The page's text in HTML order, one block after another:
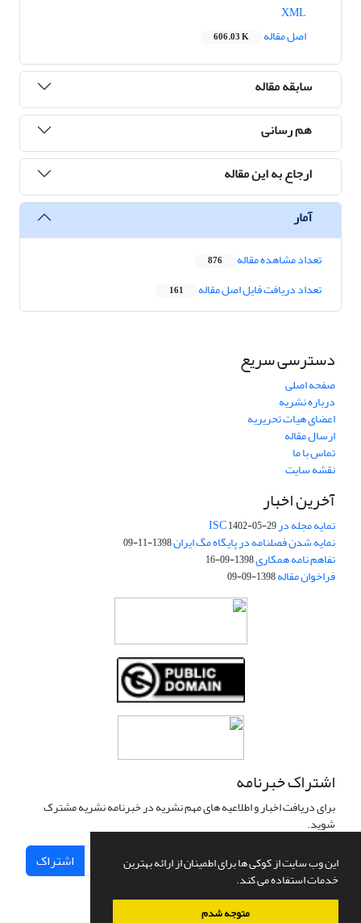
این وب سایت از کوکی ها برای اطمینان از ارائه بهترین
خدمات استفاده می کند.
متوجه شدم
اصل مقاله
606.03 K
سابقه مقاله
هم رسانی
ارجاع به این مقاله
آمار
تعداد مشاهده مقاله 876
تعداد دریافت فایل اصل مقاله 161
دسترسی سریع
صفحه اصلی
درباره نشریه
اعضای هیات تحریریه
ارسال مقاله
تماس با ما
نقشه سایت
آخرین اخبار
نمایه مجله در ISC1402-05-29
نمایه شدن فصلنامه در پایگاه مگ ایران1398-11-09
تفاهم نامه همکاری1398-09-16
فراخوان مقاله1398-09-09
اشتراک خبرنامه
برای دریافت اخبار و اطلاعیه های مهم نشریه در خبرنامه نشریه مشترک
شوید.
اشتراک